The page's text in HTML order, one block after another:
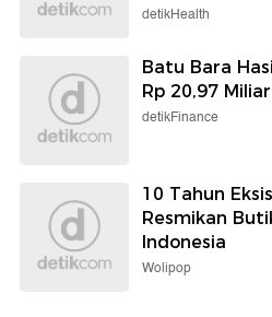
detikHealth
Batu Bara
Rp 20,97 Miliar
detikFinance
10 Tahun
Resmikan
Indonesia
Wolipop